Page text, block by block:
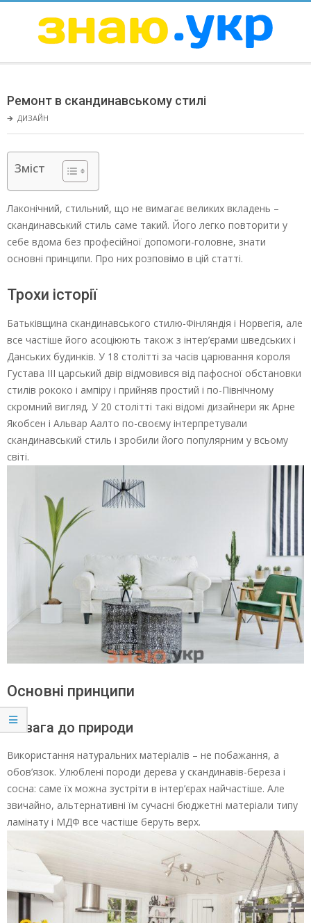
ЗНАЮ
Menu
Ремонт в скандинавському стилі
🡲 ДИЗАЙН
Зміст
Лаконічний, стильний, що не вимагає великих вкладень –
скандинавський стиль саме такий. Його легко повторити у
себе вдома без професійної допомоги-головне, знати
основні принципи. Про них розповімо в цій статті.
Трохи історії
Батьківщина скандинавського стилю-Фінляндія і Норвегія, але
все частіше його асоціюють також з інтер’єрами шведських і
Данських будинків. У 18 столітті за часів царювання короля
Густава III царський двір відмовився від пафосної обстановки
стилів рококо і ампіру і прийняв простий і по-Північному
скромний вигляд. У 20 столітті такі відомі дизайнери як Арне
Якобсен і Альвар Аалто по-своєму інтерпретували
скандинавський стиль і зробили його популярним у всьому
світі.
Основні принципи
Повага до природи
Використання натуральних матеріалів – не побажання, а
обов’язок. Улюблені породи дерева у скандинавів-береза і
сосна: саме їх можна зустріти в інтер’єрах найчастіше. Але
звичайно, альтернативні їм сучасні бюджетні матеріали типу
ламінату і МДФ все частіше беруть верх.